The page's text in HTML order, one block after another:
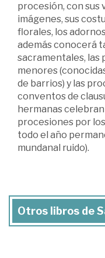
procesión, con sus
imágenes, sus
florales, los
además conocerá
sacramentales, las
menores
de barrios) y las
conventos de
hermanas
procesiones por
todo el año
mundanal ruido).
Otros libros de